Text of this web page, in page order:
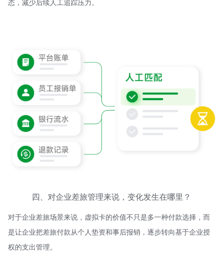
态，减少后续人工追踪压力。
四、对企业差旅管理来说，变化发生在哪里？
对于企业差旅场景来说，虚拟卡的价值不只是多一种付款选择，而
是让企业把差旅付款从个人垫资和事后报销，逐步转向基于企业授
权的支出管理。